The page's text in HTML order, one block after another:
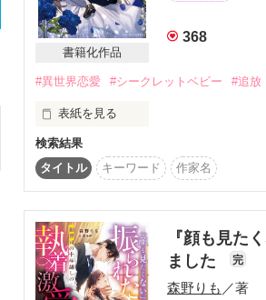
検索対象
タイトル
キーワード
ジャンル
ステータス
作品の長さ
長編
中編 短編
書籍化作品
368
#異世界恋愛 #シークレットベビー #追放
表紙を見る
どれだけ努力しても父に認められず、
悪意ある噂で悪女と呼ばれ嘲笑され
せめて、お世話になった人たちに挨拶
決死の覚悟で脱走した先、似た境遇の
自分の正体を隠したまま一夜をとも
検索結果
タイトル
キーワード 作家名
『顔も見た
ました
完
森野りも ／著